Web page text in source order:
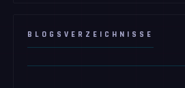
BLOGSVERZEICHNISSE